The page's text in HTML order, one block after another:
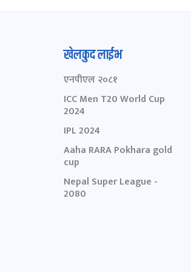
खेलकुद लाईभ
एनपीएल २०८१
ICC Men T20 World Cup
2024
IPL 2024
Aaha RARA Pokhara gold
cup
Nepal Super League -
2080